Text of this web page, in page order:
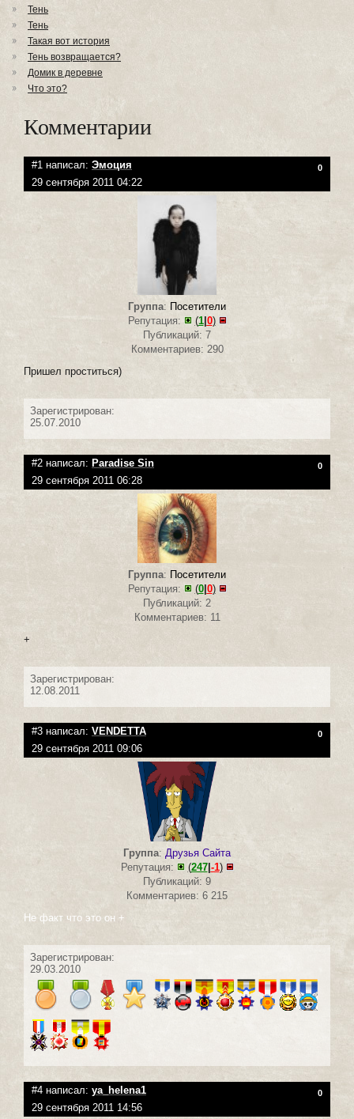
Тень
Тень
Такая вот история
Тень возвращается?
Домик в деревне
Что это?
Комментарии
#1 написал: Эмоция 0
29 сентября 2011 04:22
Группа: Посетители
Репутация:
(1| 0)
Публикаций: 7
Комментариев: 290
Пришел проститься)
Зарегистрирован:
25.07.2010
#2 написал: Paradise Sin 0
29 сентября 2011 06:28
Группа: Посетители
Репутация:
(0| 0)
Публикаций: 2
Комментариев: 11
+
Зарегистрирован:
12.08.2011
#3 написал: VENDETTA 0
29 сентября 2011 09:06
Группа: Друзья Сайта
Репутация:
(247| -1)
Публикаций: 9
Комментариев: 6 215
Не факт что это он +
Зарегистрирован:
29.03.2010
#4 написал: ya_helena1 0
29 сентября 2011 14:56